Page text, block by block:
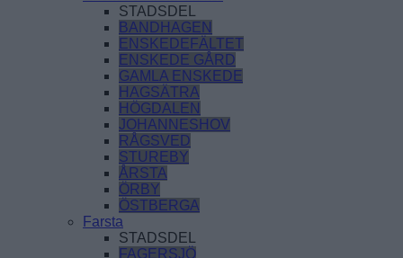
STADSDEL
BANDHAGEN
ENSKEDEFÄLTET
ENSKEDE GÅRD
GAMLA ENSKEDE
HAGSÄTRA
HÖGDALEN
JOHANNESHOV
RÅGSVED
STUREBY
ÅRSTA
ÖRBY
ÖSTBERGA
Farsta
STADSDEL
FAGERSJÖ